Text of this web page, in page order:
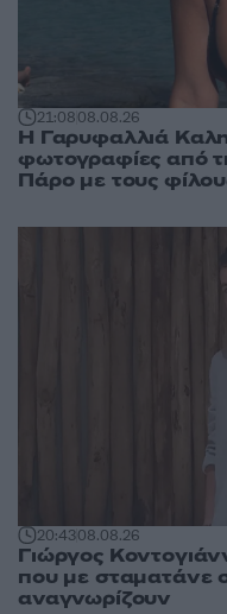
21:0808.08.26
Η Γαρυφαλλιά
φωτογραφίες από
Πάρο με τους
20:4308.08.26
Γιώργος
που με σταματάνε
αναγνωρίζουν